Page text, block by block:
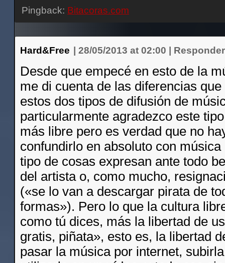
Pingback: Bitacoras.com
Hard&Free |28/05/2013 at 02:00 Responder
Desde que empecé en esto de la
me di cuenta de las diferencias
estos dos tipos de difusión de
particularmente agradezco este
más libre pero es verdad que no
confundirlo en absoluto con
tipo de cosas expresan ante todo
del artista o, como mucho,
(«se lo van a descargar pirata de
formas»). Pero lo que la cultura
como tú dices, más la libertad de
gratis, piñata», esto es, la libertad
pasar la música por internet,